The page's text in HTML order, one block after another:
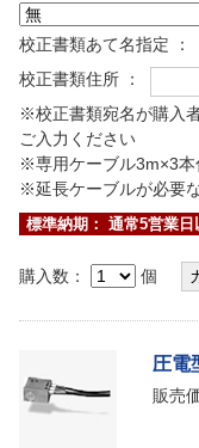
校正書類あて名指定 ：
校正書類住所 ：
※校正書類宛名が購入
ご入力ください
※専用ケーブル3m×3本
※延長ケーブルが必要
標準納期： 通常5営業日
購入数： 個
圧電
販売